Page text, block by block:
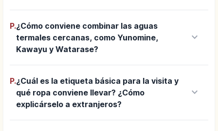
P.¿Cómo conviene combinar las aguas
termales cercanas, como Yunomine,
Kawayu y Watarase?
keyboard_arrow_down
P.¿Cuál es la etiqueta básica para la visita y
qué ropa conviene llevar? ¿Cómo
explicárselo a extranjeros?
keyboard_arrow_down